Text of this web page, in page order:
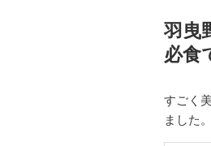
羽曳
必食
すごく
ました